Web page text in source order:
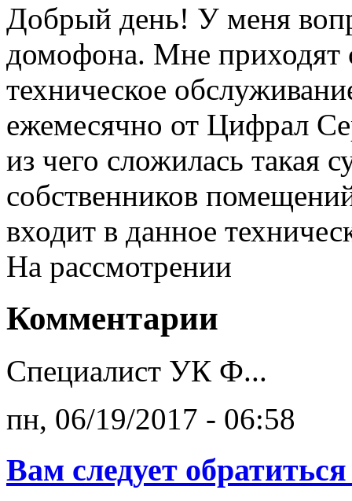
Добрый день! У меня
домофона. Мне приходят
техническое
ежемесячно от Цифрал
из чего сложилась такая
собственников
входит в данное
На рассмотрении
Комментарии
Специалист УК Ф...
пн, 06/19/2017 - 06:58
Вам следует